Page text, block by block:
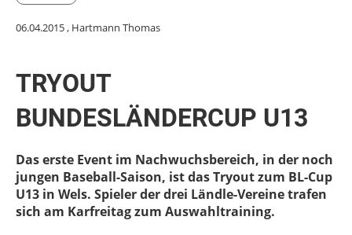
06.04.2015, Hartmann Thomas
TRYOUT
BUNDESLÄNDERCUP U13
Das erste Event im Nachwuchsbereich, in der noch
jungen Baseball-Saison, ist das Tryout zum BL-Cup
U13 in Wels. Spieler der drei Ländle-Vereine trafen
sich am Karfreitag zum Auswahltraining.